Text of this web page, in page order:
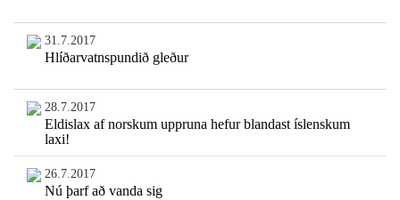
31.7.2017
Hlíðarvatnspundið gleður
28.7.2017
Eldislax af norskum uppruna hefur blandast íslenskum
laxi!
26.7.2017
Nú þarf að vanda sig